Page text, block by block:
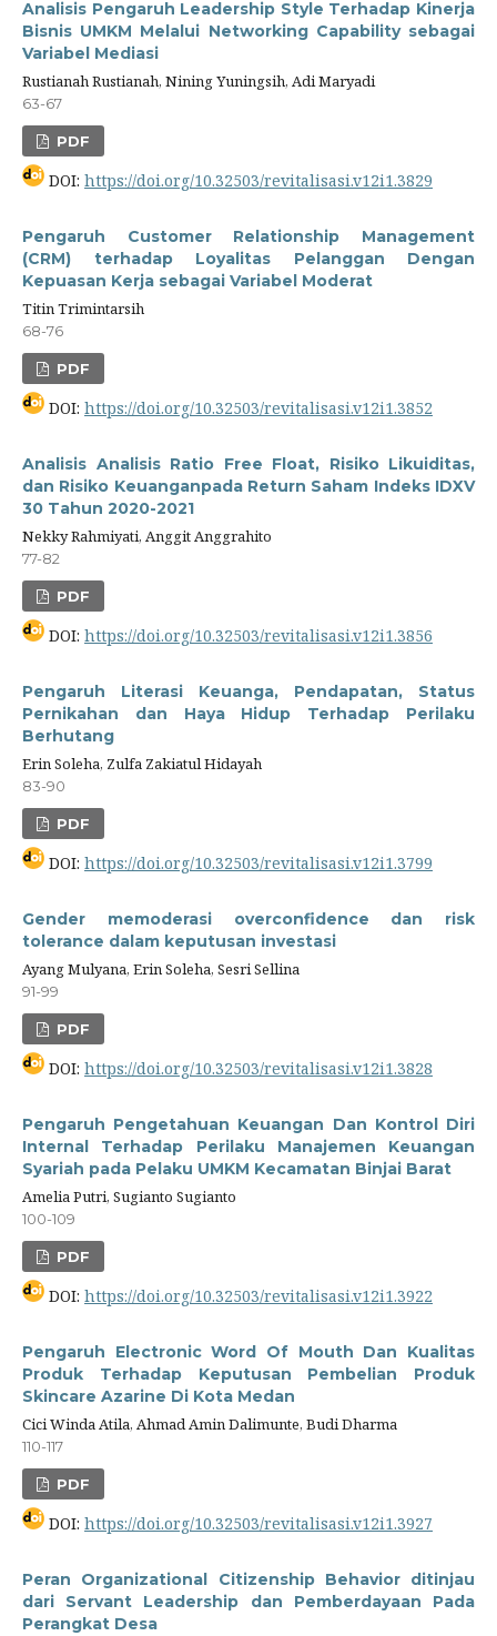
Analisis Pengaruh Leadership Style Terhadap Kinerja
Bisnis UMKM Melalui Networking Capability sebagai
Variabel Mediasi
Rustianah Rustianah, Nining Yuningsih, Adi Maryadi
63-67
PDF
DOI: https://doi.org/10.32503/revitalisasi.v12i1.3829
Pengaruh Customer Relationship Management
(CRM) terhadap Loyalitas Pelanggan Dengan
Kepuasan Kerja sebagai Variabel Moderat
Titin Trimintarsih
68-76
PDF
DOI: https://doi.org/10.32503/revitalisasi.v12i1.3852
Analisis Analisis Ratio Free Float, Risiko Likuiditas,
dan Risiko Keuanganpada Return Saham Indeks IDXV
30 Tahun 2020-2021
Nekky Rahmiyati, Anggit Anggrahito
77-82
PDF
DOI: https://doi.org/10.32503/revitalisasi.v12i1.3856
Pengaruh Literasi Keuanga, Pendapatan, Status
Pernikahan dan Haya Hidup Terhadap Perilaku
Berhutang
Erin Soleha, Zulfa Zakiatul Hidayah
83-90
PDF
DOI: https://doi.org/10.32503/revitalisasi.v12i1.3799
Gender memoderasi overconfidence dan risk
tolerance dalam keputusan investasi
Ayang Mulyana, Erin Soleha, Sesri Sellina
91-99
PDF
DOI: https://doi.org/10.32503/revitalisasi.v12i1.3828
Pengaruh Pengetahuan Keuangan Dan Kontrol Diri
Internal Terhadap Perilaku Manajemen Keuangan
Syariah pada Pelaku UMKM Kecamatan Binjai Barat
Amelia Putri, Sugianto Sugianto
100-109
PDF
DOI: https://doi.org/10.32503/revitalisasi.v12i1.3922
Pengaruh Electronic Word Of Mouth Dan Kualitas
Produk Terhadap Keputusan Pembelian Produk
Skincare Azarine Di Kota Medan
Cici Winda Atila, Ahmad Amin Dalimunte, Budi Dharma
110-117
PDF
DOI: https://doi.org/10.32503/revitalisasi.v12i1.3927
Peran Organizational Citizenship Behavior ditinjau
dari Servant Leadership dan Pemberdayaan Pada
Perangkat Desa